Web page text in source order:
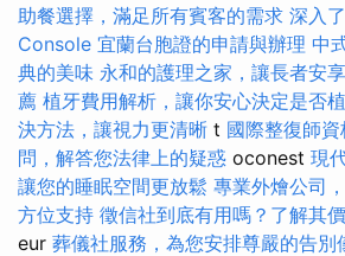
助餐選擇，滿足所有賓客的需求 深入
Console 宜蘭台胞證的申請與辦理 中
典的美味 永和的護理之家，讓長者安
薦 植牙費用解析，讓你安心決定是否
決方法，讓視力更清晰 t 國際整復師資
問，解答您法律上的疑惑 oconest 現
讓您的睡眠空間更放鬆 專業外燴公司
方位支持 徵信社到底有用嗎？了解其
eur 葬儀社服務，為您安排尊嚴的告別